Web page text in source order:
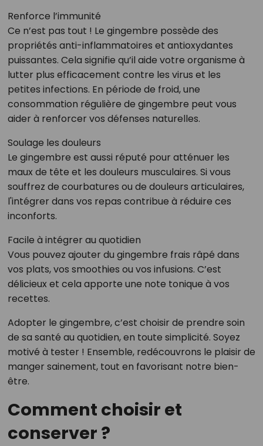
Renforce l’immunité
Ce n’est pas tout ! Le gingembre possède des
propriétés anti-inflammatoires et antioxydantes
puissantes. Cela signifie qu’il aide votre organisme à
lutter plus efficacement contre les virus et les
petites infections. En période de froid, une
consommation régulière de gingembre peut vous
aider à renforcer vos défenses naturelles.
Soulage les douleurs
Le gingembre est aussi réputé pour atténuer les
maux de tête et les douleurs musculaires. Si vous
souffrez de courbatures ou de douleurs articulaires,
l'intégrer dans vos repas contribue à réduire ces
inconforts.
Facile à intégrer au quotidien
Vous pouvez ajouter du gingembre frais râpé dans
vos plats, vos smoothies ou vos infusions. C’est
délicieux et cela apporte une note tonique à vos
recettes.
Adopter le gingembre, c’est choisir de prendre soin
de sa santé au quotidien, en toute simplicité. Soyez
motivé à tester ! Ensemble, redécouvrons le plaisir de
manger sainement, tout en favorisant notre bien-
être.
Comment choisir et
conserver ?